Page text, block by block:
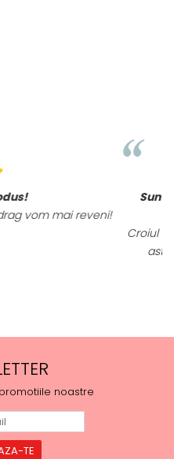
incantata de ele,
sunt foarte calitative,
am ramas placut
alte comenzi si sa incerc si
noastre